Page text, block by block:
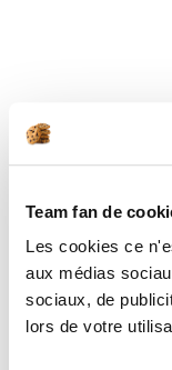
Team fan de
Les cookies ce
aux médias
sociaux, de
lors de votre